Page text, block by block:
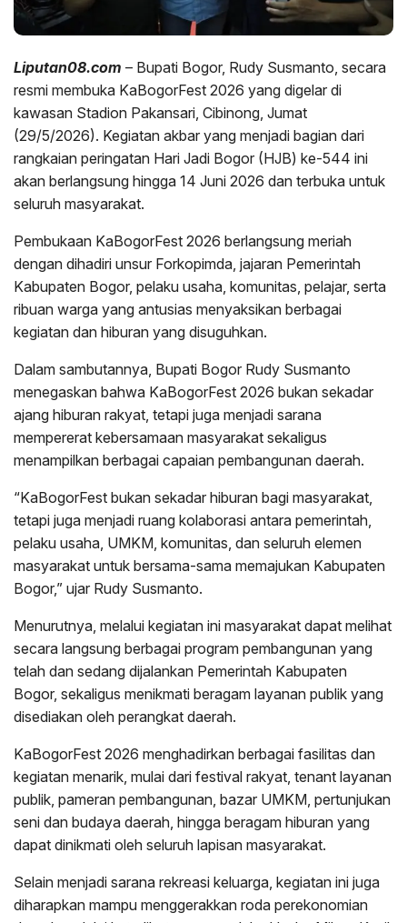
Liputan08.com – Bupati Bogor, Rudy Susmanto, secara
resmi membuka KaBogorFest 2026 yang digelar di
kawasan Stadion Pakansari, Cibinong, Jumat
(29/5/2026). Kegiatan akbar yang menjadi bagian dari
rangkaian peringatan Hari Jadi Bogor (HJB) ke-544 ini
akan berlangsung hingga 14 Juni 2026 dan terbuka untuk
seluruh masyarakat.
Pembukaan KaBogorFest 2026 berlangsung meriah
dengan dihadiri unsur Forkopimda, jajaran Pemerintah
Kabupaten Bogor, pelaku usaha, komunitas, pelajar, serta
ribuan warga yang antusias menyaksikan berbagai
kegiatan dan hiburan yang disuguhkan.
Dalam sambutannya, Bupati Bogor Rudy Susmanto
menegaskan bahwa KaBogorFest 2026 bukan sekadar
ajang hiburan rakyat, tetapi juga menjadi sarana
mempererat kebersamaan masyarakat sekaligus
menampilkan berbagai capaian pembangunan daerah.
“KaBogorFest bukan sekadar hiburan bagi masyarakat,
tetapi juga menjadi ruang kolaborasi antara pemerintah,
pelaku usaha, UMKM, komunitas, dan seluruh elemen
masyarakat untuk bersama-sama memajukan Kabupaten
Bogor,” ujar Rudy Susmanto.
Menurutnya, melalui kegiatan ini masyarakat dapat melihat
secara langsung berbagai program pembangunan yang
telah dan sedang dijalankan Pemerintah Kabupaten
Bogor, sekaligus menikmati beragam layanan publik yang
disediakan oleh perangkat daerah.
KaBogorFest 2026 menghadirkan berbagai fasilitas dan
kegiatan menarik, mulai dari festival rakyat, tenant layanan
publik, pameran pembangunan, bazar UMKM, pertunjukan
seni dan budaya daerah, hingga beragam hiburan yang
dapat dinikmati oleh seluruh lapisan masyarakat.
Selain menjadi sarana rekreasi keluarga, kegiatan ini juga
diharapkan mampu menggerakkan roda perekonomian